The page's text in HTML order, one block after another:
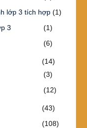
lớp 3 tích hợp(1)
3
(1)
(6)
(14)
(3)
(12)
(43)
(108)